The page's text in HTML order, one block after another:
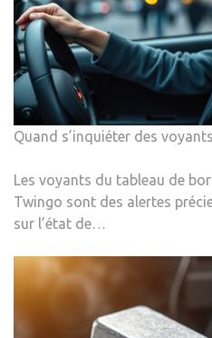
Quand s’inquiéter des
Les voyants du tableau de
Twingo sont des alertes
sur l’état de…